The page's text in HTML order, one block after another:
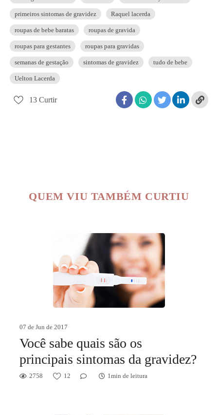
primeiros sintomas de gravidez Raquel lacerda
roupas de bebe baratas roupas de gravida
roupas para gestantes roupas para gravidas
semanas de gestação sintomas de gravidez tudo de bebe
Uelton Lacerda
13 Curtir
QUEM VIU TAMBÉM CURTIU
07 de Jun de 2017
Você sabe quais são os
principais sintomas da gravidez?
2758 12 1min de leitura